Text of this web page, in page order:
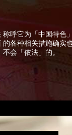
呼它为「中国特色
各种相关措施确实
会「依法」的。